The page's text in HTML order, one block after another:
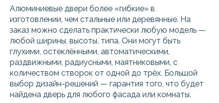
Алюминиевые двери более «гибкие» в
изготовлении, чем стальные или деревянные. На
заказ можно сделать практически любую модель —
любой ширины, высоты, типа. Они могут быть
глухими, остеклёнными, автоматическими,
раздвижными, радиусными, маятниковыми, с
количеством створок от одной до трёх. Большой
выбор дизайн-решений — гарантия того, что будет
найдена дверь для любого фасада или комнаты.